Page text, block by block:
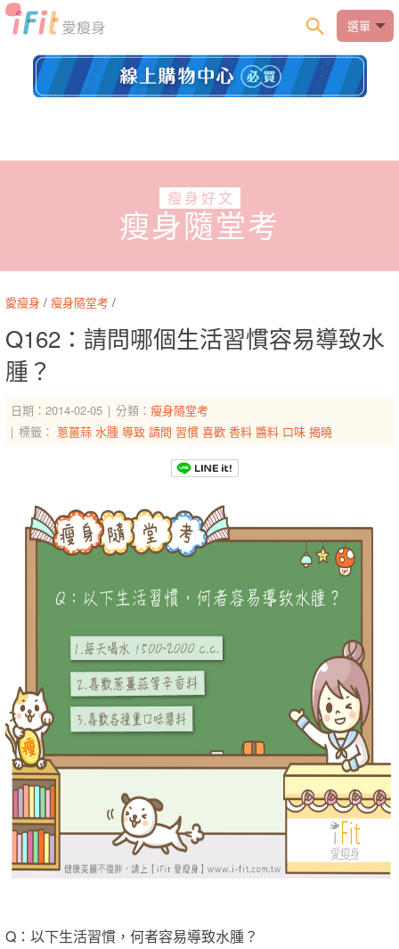
選單
瘦身好文
瘦身隨堂考
愛瘦身 / 瘦身隨堂考 /
Q162：請問哪個生活習慣容易導致水
腫？
日期：2014-02-05 分類： 瘦身隨堂考
標籤： 蔥薑蒜 水腫 導致 請問 習慣 喜歡 香料 醬料 口味 揭曉
Q：以下生活習慣，何者容易導致水腫？